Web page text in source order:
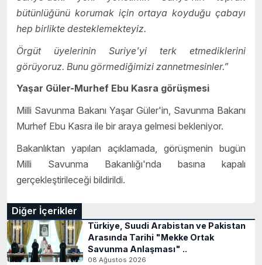
bütünlüğünü korumak için ortaya koyduğu çabayı
hep birlikte desteklemekteyiz.
Örgüt üyelerinin Suriye'yi terk etmediklerini
görüyoruz. Bunu görmediğimizi zannetmesinler.”
Yaşar Güler-Murhef Ebu Kasra görüşmesi
Milli Savunma Bakanı Yaşar Güler'in, Savunma Bakanı
Murhef Ebu Kasra ile bir araya gelmesi bekleniyor.
Bakanlıktan yapılan açıklamada, görüşmenin bugün
Milli Savunma Bakanlığı'nda basına kapalı
gerçekleştirileceği bildirildi.
Diğer İçerikler
Türkiye, Suudi Arabistan ve Pakistan
Arasında Tarihi "Mekke Ortak
Savunma Anlaşması" ..
08 Ağustos 2026